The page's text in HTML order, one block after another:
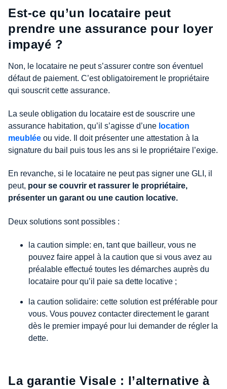
Est-ce qu’un locataire peut
prendre une assurance pour loyer
impayé ?
Non, le locataire ne peut s’assurer contre son éventuel
défaut de paiement. C’est obligatoirement le propriétaire
qui souscrit cette assurance.
La seule obligation du locataire est de souscrire une
assurance habitation, qu’il s’agisse d’une location
meublée ou vide. Il doit présenter une attestation à la
signature du bail puis tous les ans si le propriétaire l’exige.
En revanche, si le locataire ne peut pas signer une GLI, il
peut, pour se couvrir et rassurer le propriétaire,
présenter un garant ou une caution locative.
Deux solutions sont possibles :
la caution simple: en, tant que bailleur, vous ne
pouvez faire appel à la caution que si vous avez au
préalable effectué toutes les démarches auprès du
locataire pour qu’il paie sa dette locative ;
la caution solidaire: cette solution est préférable pour
vous. Vous pouvez contacter directement le garant
dès le premier impayé pour lui demander de régler la
dette.
La garantie Visale : l’alternative à